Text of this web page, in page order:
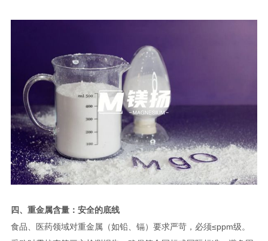
四、重金属含量：安全的底线
食品、医药领域对重金属（如铅、镉）要求严苛，必须≤ppm级。